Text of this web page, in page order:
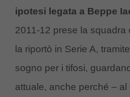
ipotesi legata a Beppe
2011-12 prese la squadra
la riportò in Serie A,
sogno per i tifosi,
attuale, anche perché –